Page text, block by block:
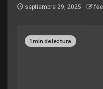
septiembre 29, 2025
1 min de lectura